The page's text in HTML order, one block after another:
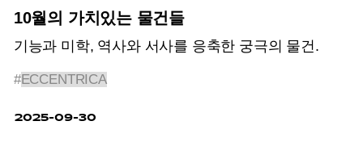
10월의 가치있는 물건들
기능과 미학, 역사와 서사를 응축한 궁극의 물건.
#ECCENTRICA
2025-09-30